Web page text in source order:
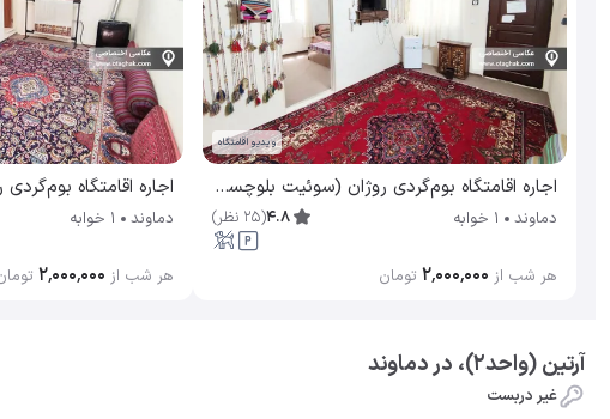
ویدیو اقامتگاه
اجاره اقامتگاه بوم‌گردی روژان (سوئیت بلوچستان) دماوند
دماوند 1 خوابه 4.8
(
25 نظر)
هر شب از ۲٬۰۰۰٬۰۰۰ تومان
دماوند 1 خوابه
هر شب از ۲٬۰۰۰٬۰۰۰
آرتین (واحد2)، در دماوند
غیر دربست